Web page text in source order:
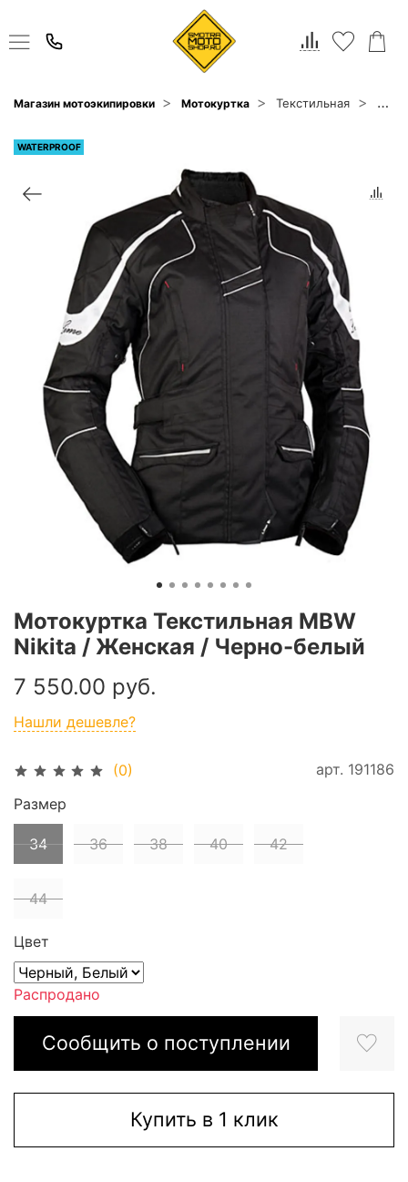
Магазин мотоэкипировки Мотокуртка Текстильная MBW
WATERPROOF
(0) арт. 191186
Мотокуртка Текстильная MBW
Nikita / Женская / Черно-белый
7 550.00 руб.
Нашли дешевле?
Сообщить о поступлении
Купить в 1 клик
Размер
34 36 38 40 42
44
Цвет
Распродано